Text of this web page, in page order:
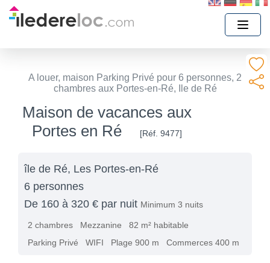
A louer, maison Parking Privé pour 6 personnes, 2
chambres aux Portes-en-Ré, Ile de Ré
Maison de vacances aux
Portes en Ré
[Réf. 9477]
île de Ré, Les Portes-en-Ré
6 personnes
De 160 à 320 € par nuit Minimum 3 nuits
2 chambres Mezzanine
82 m² habitable
Parking Privé
WIFI Plage 900 m Commerces 400 m